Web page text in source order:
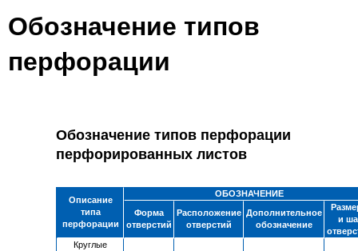
Обозначение типов
перфорации
Обозначение типов перфорации
перфорированных листов
Описание
типа
перфорации
ОБОЗНАЧЕНИЕ
Форма
отверстий
Расположение
отверстий
Дополнительное
обозначение
и
Круглые